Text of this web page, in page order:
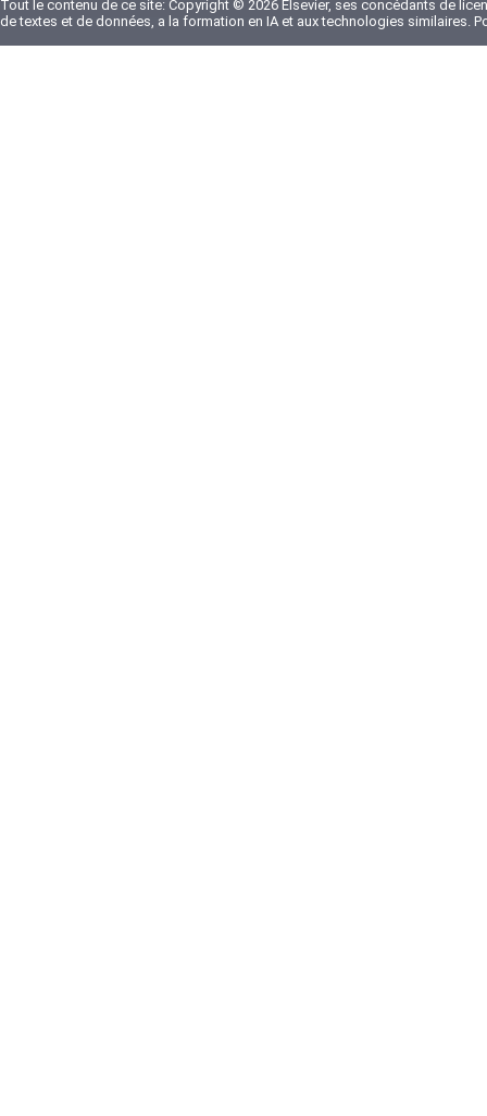
Tout le contenu de ce site: Copyright © 2026 Elsevier, ses concédants de
de textes et de données, a la formation en IA et aux technologies similaires.